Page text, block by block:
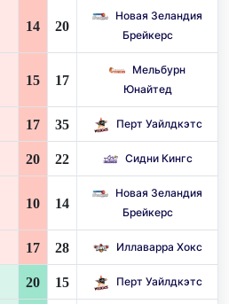
14 20
Новая Зеландия
Брейкерс
15 17
Мельбурн
Юнайтед
17 35 Перт Уайлдкэтс
20 22 Сидни Кингс
10 14
Новая Зеландия
Брейкерс
17 28 Иллаварра Хокс
20 15 Перт Уайлдкэтс